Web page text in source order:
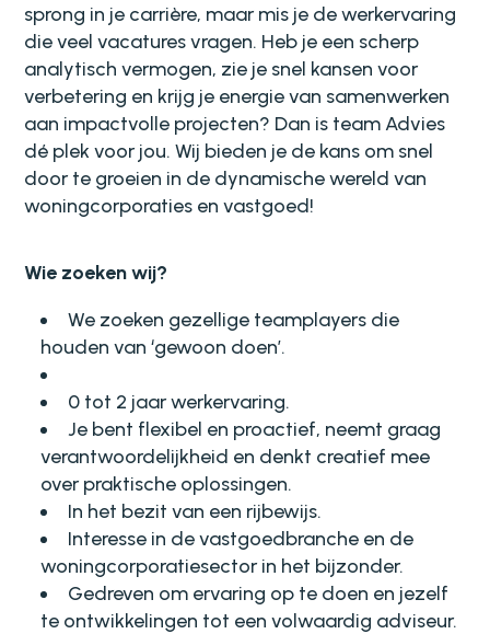
sprong in je carrière, maar mis je de werkervaring
die veel vacatures vragen. Heb je een scherp
analytisch vermogen, zie je snel kansen voor
verbetering en krijg je energie van samenwerken
aan impactvolle projecten? Dan is team Advies
dé plek voor jou. Wij bieden je de kans om snel
door te groeien in de dynamische wereld van
woningcorporaties en vastgoed!
Wie zoeken wij?
We zoeken gezellige teamplayers die
houden van ‘gewoon doen’.
0 tot 2 jaar werkervaring.
Je bent flexibel en proactief, neemt graag
verantwoordelijkheid en denkt creatief mee
over praktische oplossingen.
In het bezit van een rijbewijs.
Interesse in de vastgoedbranche en de
woningcorporatiesector in het bijzonder.
Gedreven om ervaring op te doen en jezelf
te ontwikkelingen tot een volwaardig adviseur.